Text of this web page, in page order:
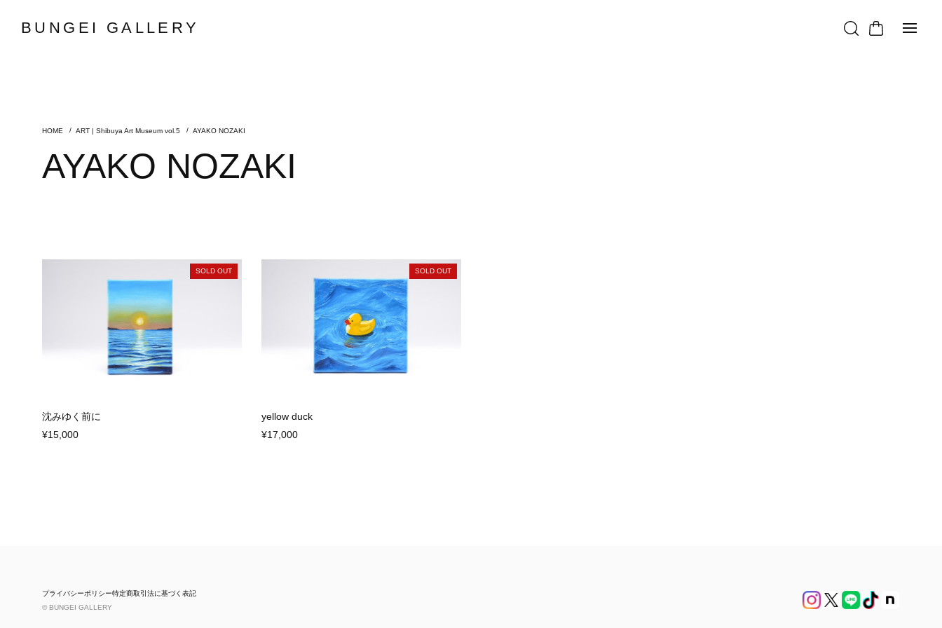
BUNGEI GALLERY
ART | Shibuya Art Museum vol.5 AYAKO NOZAKI
AYAKO NOZAKI
SOLD OUT
沈みゆく前に
¥15,000
SOLD OUT
yellow duck
¥17,000
プライバシーポリシー特定商取引法に基づく表記
© BUNGEI GALLERY